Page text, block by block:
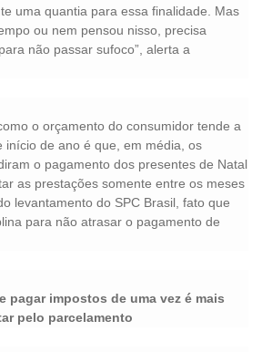
uma quantia para essa finalidade. Mas
ou nem pensou nisso, precisa
não passar sufoco”, alerta a
o orçamento do consumidor tende a
início de ano é que, em média, os
o pagamento dos presentes de Natal
as prestações somente entre os meses
levantamento do SPC Brasil, fato que
para não atrasar o pagamento de
pagar impostos de uma vez é mais
pelo parcelamento